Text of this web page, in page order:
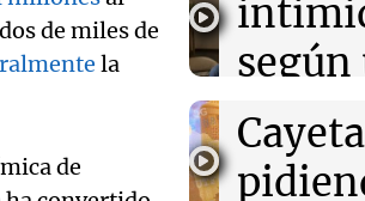
de miles de
la
de
Noticias
Episodios
según
UBA
de
Audio.
que